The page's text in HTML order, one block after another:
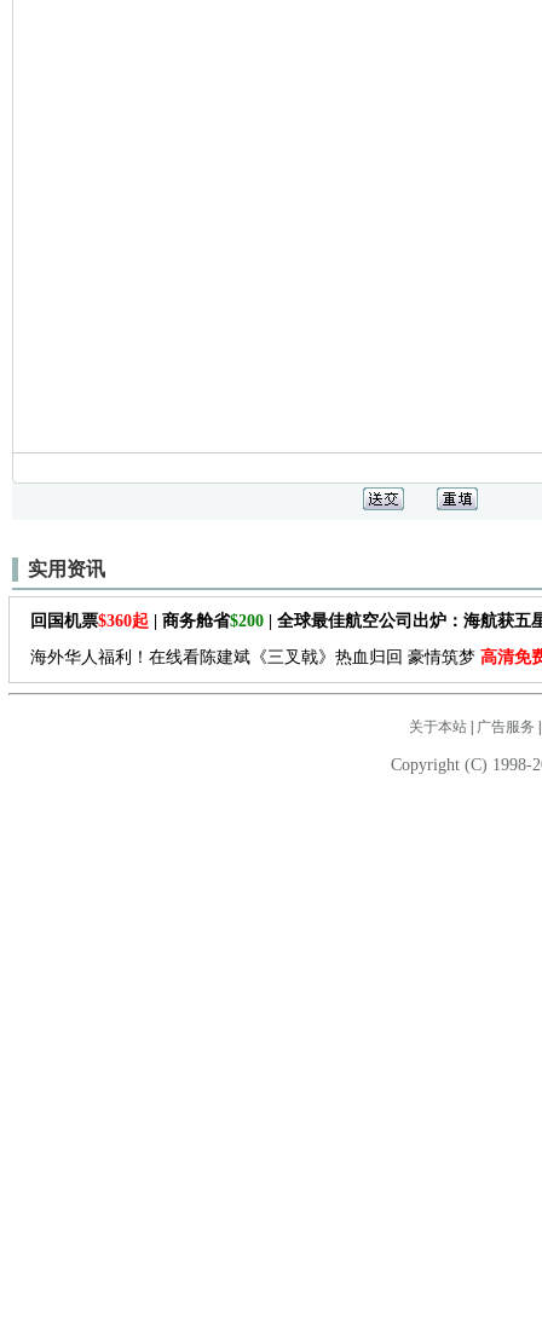
实用资讯
回国机票$360起 | 商务舱省$200 | 全球最佳航空公司出炉：海航获五
海外华人福利！在线看陈建斌《三叉戟》热血归回 豪情筑梦 高清免
关于本站| 广告服务
Copyright (C) 1998-